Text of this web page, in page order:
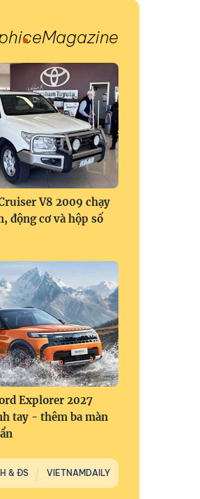
eMagazine
V8 2009 chạy
động cơ và hộp số
Explorer 2027
tay - thêm ba màn
& ĐS VIETNAMDAILY